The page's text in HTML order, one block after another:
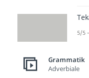
5/5
Grammatik
Adverbiale